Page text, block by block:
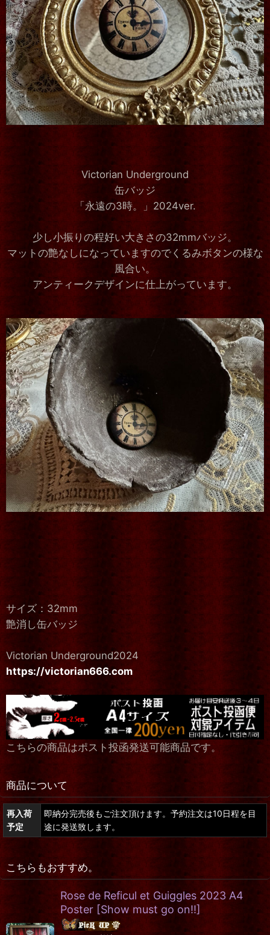
Victorian Underground
缶バッジ
「永遠の3時。」2024ver.
少し小振りの程好い大きさの32mmバッジ。
マットの艶なしになっていますのでくるみボタンの様な
風合い。
アンティークデザインに仕上がっています。
サイズ：32mm
艶消し缶バッジ
Victorian Underground2024
https://victorian666.com
こちらの商品はポスト投函発送可能商品です。
商品について
再入荷
予定
即納分完売後もご注文頂けます。予約注文は10日程を目
途に発送致します。
こちらもおすすめ。
Rose de Reficul et Guiggles 2023 A4
Poster [Show must go on‼]